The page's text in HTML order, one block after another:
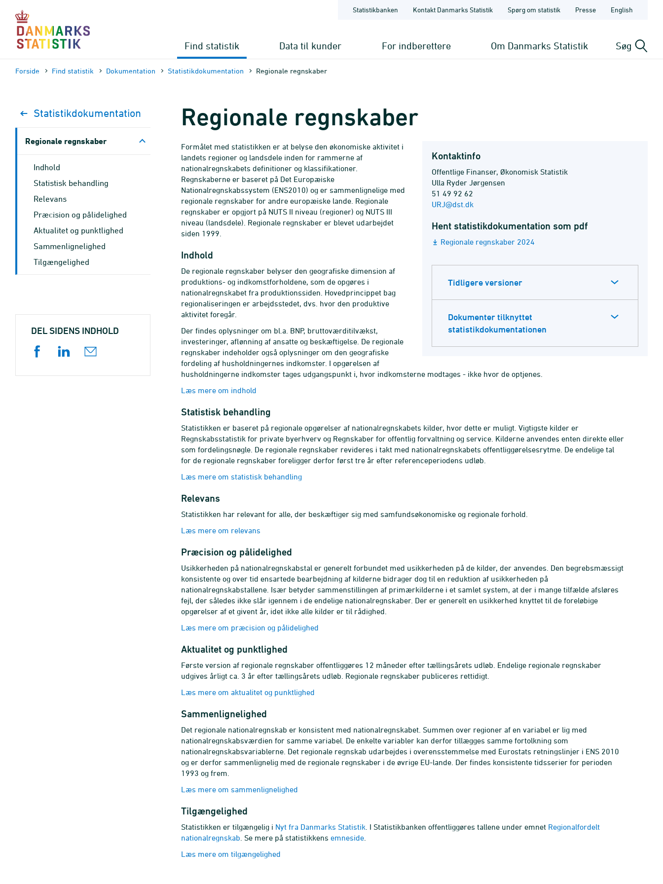
sidens
indhold
Statistikbanken Kontakt Danmarks Statistik Spørg om statistik Presse English
Find statistik Data til kunder For indberettere Om Danmarks Statistik Søg
Forside Find statistik Dokumen­tation Statistik­dokument­ation Regionale regnskaber
Regionale regnskaber
Kontaktinfo
Offentlige Finanser, Økonomisk Statistik
Ulla Ryder Jørgensen
51 49 92 62
URJ@dst.dk
Hent statistikdokumentation som pdf
Regionale regnskaber 2024
Tidligere versioner
Dokumenter tilknyttet
statistikdokumentationen
Formålet med statistikken er at belyse den økonomiske aktivitet i
landets regioner og landsdele inden for rammerne af
nationalregnskabets definitioner og klassifikationer.
Regnskaberne er baseret på Det Europæiske
Nationalregnskabssystem (ENS2010) og er sammenlignelige med
regionale regnskaber for andre europæiske lande. Regionale
regnskaber er opgjort på NUTS II niveau (regioner) og NUTS III
niveau (landsdele). Regionale regnskaber er blevet udarbejdet
siden 1999.
Indhold
De regionale regnskaber belyser den geografiske dimension af
produktions- og indkomstforholdene, som de opgøres i
nationalregnskabet fra produktionssiden. Hovedprincippet bag
regionaliseringen er arbejdsstedet, dvs. hvor den produktive
aktivitet foregår.
Der findes oplysninger om bl.a. BNP, bruttoværditilvækst,
investeringer, aflønning af ansatte og beskæftigelse. De regionale
regnskaber indeholder også oplysninger om den geografiske
fordeling af husholdningernes indkomster. I opgørelsen af
husholdningerne indkomster tages udgangspunkt i, hvor indkomsterne modtages - ikke hvor de optjenes.
Læs mere om indhold
Statistisk behandling
Statistikken er baseret på regionale opgørelser af nationalregnskabets kilder, hvor dette er muligt. Vigtigste kilder er
Regnskabsstatistik for private byerhverv og Regnskaber for offentlig forvaltning og service. Kilderne anvendes enten direkte eller
som fordelingsnøgle. De regionale regnskaber revideres i takt med nationalregnskabets offentliggørelsesrytme. De endelige tal
for de regionale regnskaber foreligger derfor først tre år efter referenceperiodens udløb.
Læs mere om statistisk behandling
Relevans
Statistikken har relevant for alle, der beskæftiger sig med samfundsøkonomiske og regionale forhold.
Læs mere om relevans
Præcision og pålidelighed
Usikkerheden på nationalregnskabstal er generelt forbundet med usikkerheden på de kilder, der anvendes. Den begrebsmæssigt
konsistente og over tid ensartede bearbejdning af kilderne bidrager dog til en reduktion af usikkerheden på
nationalregnskabstallene. Især betyder sammenstillingen af primærkilderne i et samlet system, at der i mange tilfælde afsløres
fejl, der således ikke slår igennem i de endelige nationalregnskaber. Der er generelt en usikkerhed knyttet til de foreløbige
opgørelser af et givent år, idet ikke alle kilder er til rådighed.
Læs mere om præcision og pålidelighed
Aktualitet og punktlighed
Første version af regionale regnskaber offentliggøres 12 måneder efter tællingsårets udløb. Endelige regionale regnskaber
udgives årligt ca. 3 år efter tællingsårets udløb. Regionale regnskaber publiceres rettidigt.
Læs mere om aktualitet og punktlighed
Sammenlignelighed
Det regionale nationalregnskab er konsistent med nationalregnskabet. Summen over regioner af en variabel er lig med
nationalregnskabsværdien for samme variabel. De enkelte variabler kan derfor tillægges samme fortolkning som
nationalregnskabsvariablerne. Det regionale regnskab udarbejdes i overensstemmelse med Eurostats retningslinjer i ENS 2010
og er derfor sammenlignelig med de regionale regnskaber i de øvrige EU-lande. Der findes konsistente tidsserier for perioden
1993 og frem.
Læs mere om sammenlignelighed
Tilgængelighed
Statistikken er tilgængelig i Nyt fra Danmarks Statistik . I Statistikbanken offentliggøres tallene under emnet Regionalfordelt
nationalregnskab . Se mere på statistikkens emneside
Læs mere om tilgængelighed
Statistik­dokument­ation
Regionale regnskaber
Indhold
Statistisk behandling
Relevans
Præcision og pålidelighed
Aktualitet og punktlighed
Sammenlignelighed
Tilgængelighed
DEL SIDENS INDHOLD